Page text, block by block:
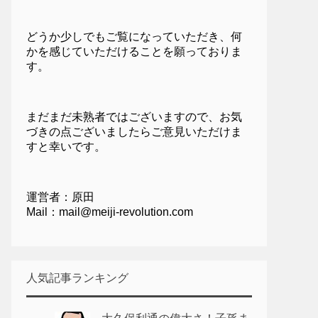
どうか少しでもご覧になっていただき、何
かを感じていただけることを願っておりま
す。
まだまだ未熟者ではございますので、お気
づきの点ございましたらご意見いただけま
すと幸いです。
運営者：原田
Mail：mail@meiji-revolution.com
人気記事ランキング